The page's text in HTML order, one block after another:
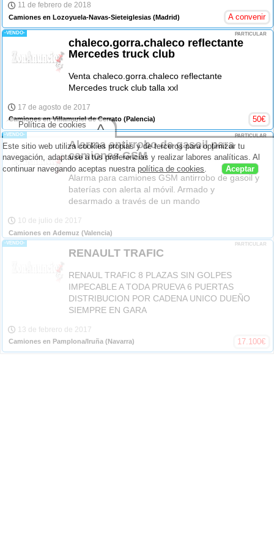
11 de febrero de 2018
Camiones en Lozoyuela-Navas-Sieteiglesias (Madrid) A convenir
-VENDO- PARTICULAR
chaleco.gorra.chaleco reflectante
Mercedes truck club
Venta chaleco.gorra.chaleco reflectante
Mercedes truck club talla xxl
17 de agosto de 2017
Camiones en Villamuriel de Cerrato (Palencia) 50€
-VENDO- PARTICULAR
Alarma antirrobo de gasoil para
camiones GSM
Alarma para camiones GSM antirrobo de gasoil y
baterías con alerta al móvil. Armado y
desarmado a través de un mando
10 de julio de 2017
Camiones en Ademuz (Valencia)
-VENDO- PARTICULAR
RENAULT TRAFIC
RENAUL TRAFIC 8 PLAZAS SIN GOLPES
IMPECABLE A TODA PRUEVA 6 PUERTAS
DISTRIBUCION POR CADENA UNICO DUEÑO
SIEMPRE EN GARA
13 de febrero de 2017
Camiones en Pamplona/Iruña (Navarra) 17.100€
Este sitio web utiliza cookies propias y de terceros para optimizar tu
navegación, adaptarse a tus preferencias y realizar labores analíticas. Al
continuar navegando aceptas nuestrapolítica de cookies. Aceptar
Política de cookies ^